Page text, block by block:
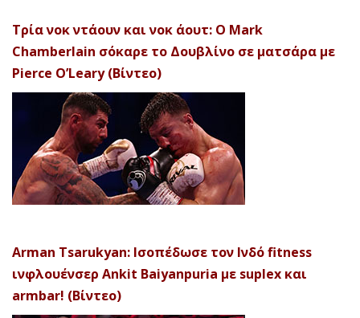
Τρία νοκ ντάουν και νοκ άουτ: Ο Mark
Chamberlain σόκαρε το Δουβλίνο σε ματσάρα με
Pierce O’Leary (Βίντεο)
Arman Tsarukyan: Ισοπέδωσε τον Ινδό fitness
ινφλουένσερ Ankit Baiyanpuria με suplex και
armbar! (Βίντεο)